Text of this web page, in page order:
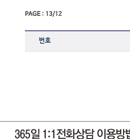
PAGE : 13/12
번호